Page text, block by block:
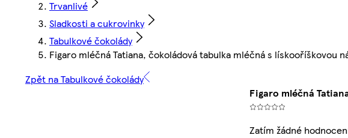
Trvanlivé
Sladkosti a cukrovinky
Tabulkové čokolády
Figaro mléčná Tatiana, čokoládová tabulka mléčná s lískooříškovou
Zpět na Tabulkové čokolády
Figaro mléčná
Zatím žádné